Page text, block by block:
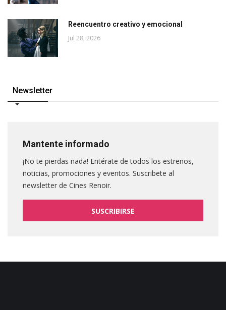
Reencuentro creativo y emocional
Jul 28, 2026
Newsletter
Mantente informado
¡No te pierdas nada! Entérate de todos los estrenos,
noticias, promociones y eventos. Suscribete al
newsletter de Cines Renoir.
SUSCRIBIRSE